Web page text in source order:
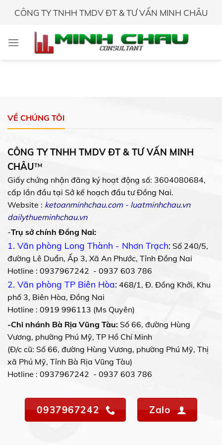
CÔNG TY TNHH TMDV ĐT & TƯ VẤN MINH CHÂU
VỀ CHÚNG TÔI
CÔNG TY TNHH TMDV ĐT & TƯ VẤN MINH
CHÂU™
Giấy chứng nhận đăng ký hoạt động số: 3604080684,
cấp lần đầu tại Sở kế hoạch đầu tư Đồng Nai.
Website : ketoanminhchau.com- luatminhchau.vn
dailythueminhchau.vn
-Trụ sở chính Đồng Nai:
1. Văn phòng Long Thành - Nhơn Trạch: Số 240/5,
đường Lê Duẩn, Ấp 3, Xã An Phước, Tỉnh Đồng Nai
Hotline : 0937967242 - 0937 603 786
2. Văn phòng TP Biên Hòa: 468/1, Đ. Đồng Khởi, Khu
phố 3, Biên Hòa, Đồng Nai
Hotline : 0919 996113 (Ms Quyên)
-Chi nhánh Bà Rịa Vũng Tàu: Số 66, đường Hùng
Vương, phường Phú Mỹ, TP Hồ Chí Minh
(Đ/c cũ: Số 66, đường Hùng Vương, phường Phú Mỹ, Thị
xã Phú Mỹ, Tỉnh Bà Rịa Vũng Tàu)
Hotline : 0937967242 - 0937 603 786
0937967242 Zalo